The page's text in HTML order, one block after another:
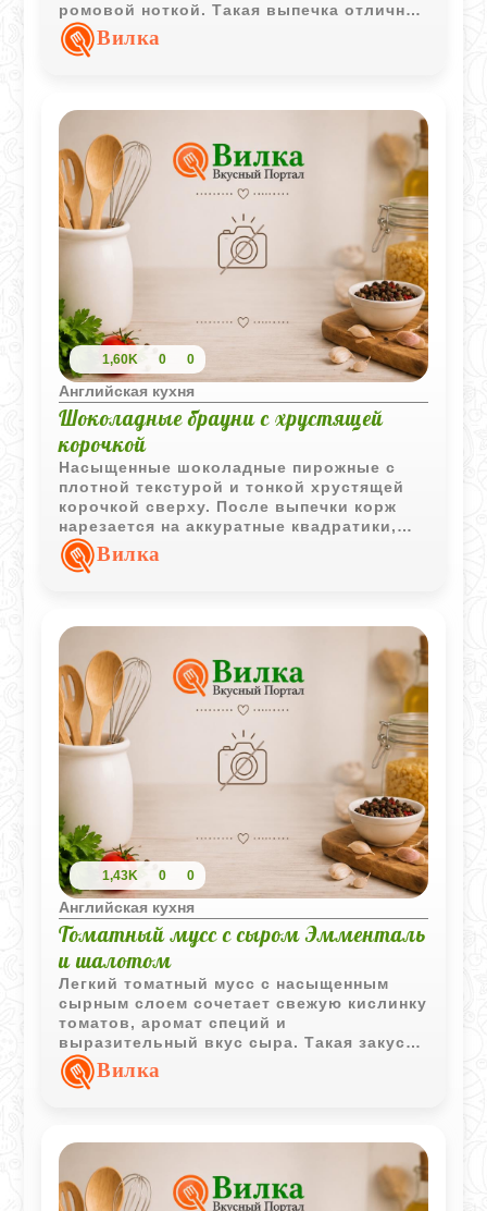
ромовой ноткой. Такая выпечка отлично
подходит для неспешного чаепития и
сохраняет насыщенный вкус даже на
Вилка
1,60K 0 0
Английская кухня
Шоколадные брауни с хрустящей
корочкой
Насыщенные шоколадные пирожные с
плотной текстурой и тонкой хрустящей
корочкой сверху. После выпечки корж
нарезается на аккуратные квадратики,
которые отлично подходят к чаю или
кофе.Вилка
1,43K 0 0
Английская кухня
Томатный мусс с сыром Эмменталь
и шалотом
Легкий томатный мусс с насыщенным
сырным слоем сочетает свежую кислинку
томатов, аромат специй и
выразительный вкус сыра. Такая закуска
хорошо подходит для летнего стола и
подачи с хлебом.
Вилка